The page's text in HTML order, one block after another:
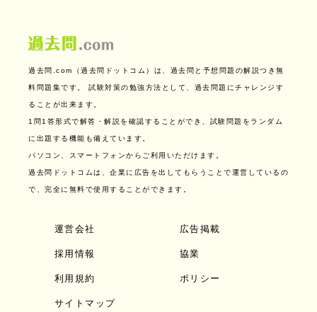
過去問.com（過去問ドットコム）は、過去問と予想問題の解説つき無
料問題集です。 試験対策の勉強方法として、過去問題にチャレンジす
ることが出来ます。
1問1答形式で解答・解説を確認することができ、試験問題をランダム
に出題する機能も備えています。
パソコン、スマートフォンからご利用いただけます。
過去問ドットコムは、企業に広告を出してもらうことで運営しているの
で、完全に無料で使用することができます。
運営会社 広告掲載
採用情報 協業
利用規約 ポリシー
サイトマップ